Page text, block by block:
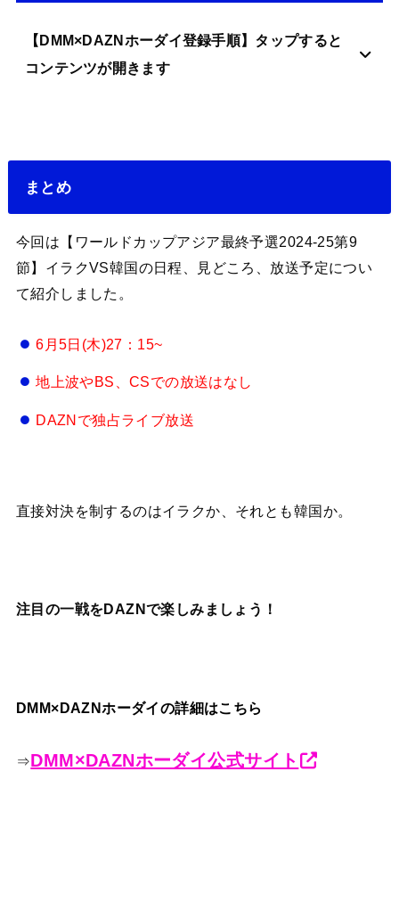
【DMM×DAZNホーダイ登録手順】タップすると
コンテンツが開きます
まとめ
今回は【ワールドカップアジア最終予選2024-25第9
節】イラクVS韓国の日程、見どころ、放送予定につい
て紹介しました。
6月5日(木)27：15~
地上波やBS、CSでの放送はなし
DAZNで独占ライブ放送
直接対決を制するのはイラクか、それとも韓国か。
注目の一戦をDAZNで楽しみましょう！
DMM×DAZNホーダイの詳細はこちら
⇒DMM×DAZNホーダイ公式サイト